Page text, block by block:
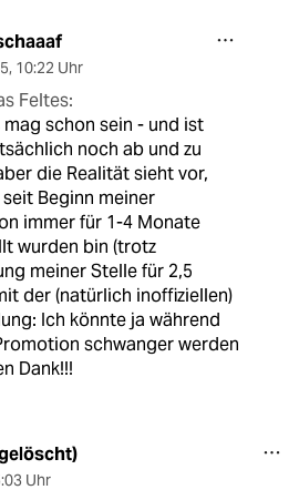
, 10:22 Uhr
Feltes:
mag schon sein - und ist
noch ab und zu
die Realität sieht vor,
Beginn meiner
immer für 1-4 Monate
wurden bin (trotz
meiner Stelle für 2,5
der (natürlich inoffiziellen)
Ich könnte ja während
schwanger werden
Dank!!!
Uhr